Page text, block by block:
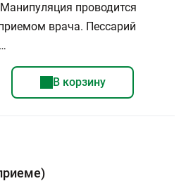
проводится
врача. Пессарий
В корзину